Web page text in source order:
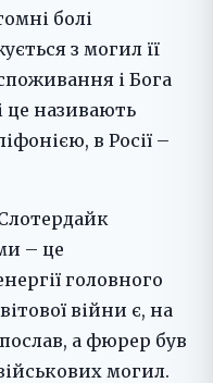
болі
з могил її
і Бога
це називають
в Росії –
– це
головного
війни є, на
а фюрер був
могил.